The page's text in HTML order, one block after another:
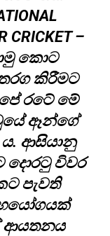
CRICKET –
කොට
කිරීමට
රටේ මේ
ඈන්ගේ
ය. ආසියානු
දොරටු විවර
පැවති
ආයතනය